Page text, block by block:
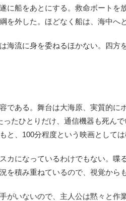
に船をあとにする。救命ボートを
を外した。ほどなく船は、海中へ
海流に身を委ねるほかない。四方
である。舞台は大海原、実質的に
ったひとりだけ、通信機器も死ん
と、100分程度という映画としては
カになっているわけでもない。喋
を積み重ねているので、視覚から
がいないので、主人公は黙々と作